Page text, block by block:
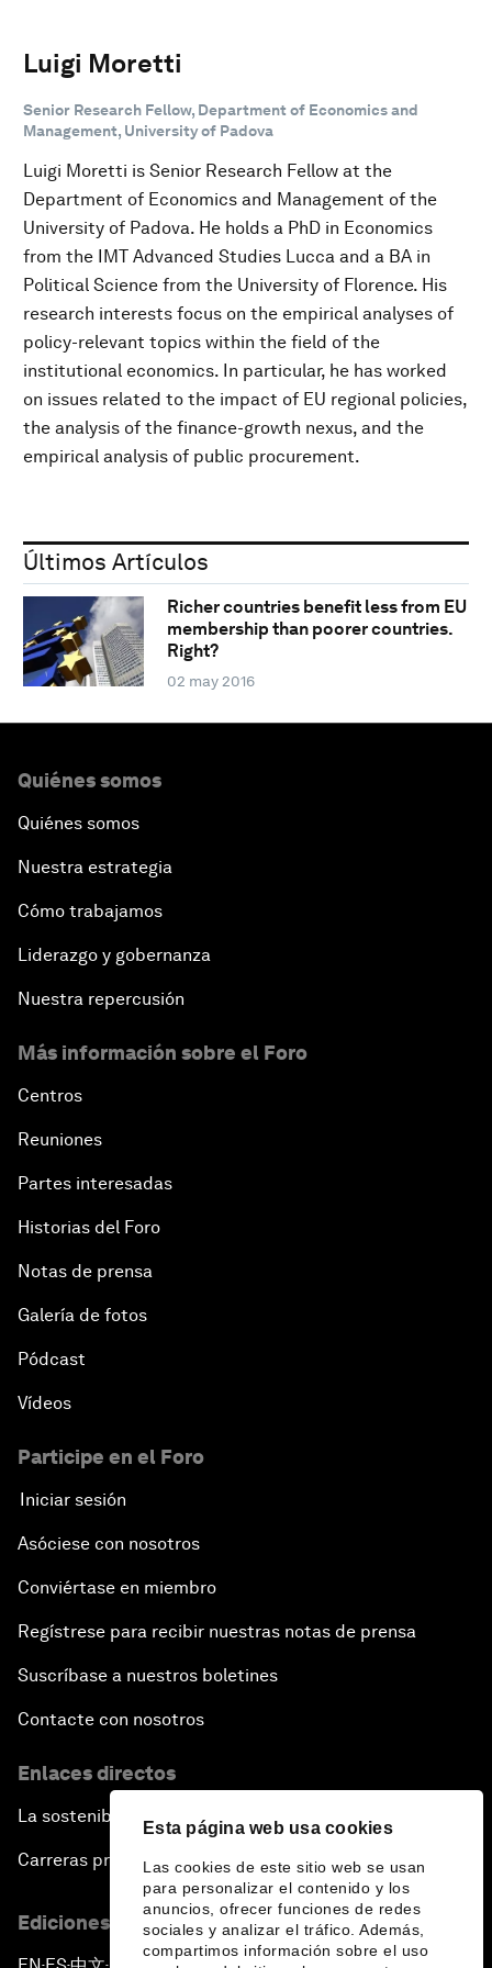
Esta página web usa cookies
Las cookies de este sitio web se usan
para personalizar el contenido y los
anuncios, ofrecer funciones de redes
sociales y analizar el tráfico. Además,
compartimos información sobre el uso
Luigi Moretti
Senior Research Fellow, Department of Economics and
Management, University of Padova
Luigi Moretti is Senior Research Fellow at the
Department of Economics and Management of the
University of Padova. He holds a PhD in Economics
from the IMT Advanced Studies Lucca and a BA in
Political Science from the University of Florence. His
research interests focus on the empirical analyses of
policy-relevant topics within the field of the
institutional economics. In particular, he has worked
on issues related to the impact of EU regional policies,
the analysis of the finance-growth nexus, and the
empirical analysis of public procurement.
Últimos Artículos
Richer countries benefit less from EU
membership than poorer countries.
Right?
02 may 2016
Quiénes somos
Quiénes somos
Nuestra estrategia
Cómo trabajamos
Liderazgo y gobernanza
Nuestra repercusión
Más información sobre el Foro
Centros
Reuniones
Partes interesadas
Historias del Foro
Notas de prensa
Galería de fotos
Pódcast
Vídeos
Participe en el Foro
Iniciar sesión
Asóciese con nosotros
Conviértase en miembro
Regístrese para recibir nuestras notas de prensa
Suscríbase a nuestros boletines
Contacte con nosotros
Enlaces directos
La sostenibilidad en el Foro
Carreras profesionales
Ediciones en otros idiomas
▪ ▪ ▪